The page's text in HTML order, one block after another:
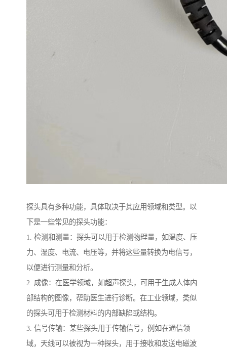
探头具有多种功能，具体取决于其应用领域和类型。以
下是一些常见的探头功能：
1. 检测和测量：探头可以用于检测物理量，如温度、压
力、湿度、电流、电压等，并将这些量转换为电信号，
以便进行测量和分析。
2. 成像：在医学领域，如超声探头，可用于生成人体内
部结构的图像，帮助医生进行诊断。在工业领域，类似
的探头可用于检测材料的内部缺陷或结构。
3. 信号传输：某些探头用于传输信号，例如在通信领
域，天线可以被视为一种探头，用于接收和发送电磁波